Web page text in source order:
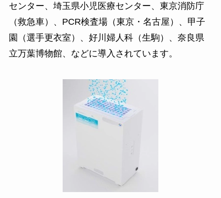
センター、埼玉県小児医療センター、東京消防庁
（救急車）、PCR検査場（東京・名古屋）、甲子
園（選手更衣室）、好川婦人科（生駒）、奈良県
立万葉博物館、などに導入されています。